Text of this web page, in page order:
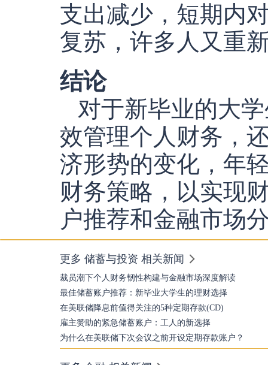
支出减少，短期内
复苏，许多人又重
结论
对于新毕业的大
效管理个人财务，
济形势的变化，年
财务策略，以实现
户推荐和金融市场
更多 储蓄与投资 相关新闻
裁员潮下个人财务韧性构建与金融市场深度解读
最佳储蓄账户推荐：新毕业大学生的理财选择
在美联储降息前值得关注的5种定期存款(CD)
雇主赞助的紧急储蓄账户：工人的新选择
为什么在美联储下次会议之前开设定期存款账户？